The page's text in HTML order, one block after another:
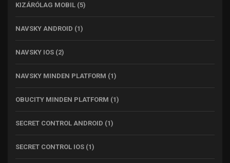
KIZÁRÓLAG MOBIL (5)
NAVSKY ANDROID (1)
NAVSKY IOS (2)
NAVSKY MINDEN PLATFORM (1)
OBUCITY MINDEN PLATFORM (1)
SECRET CONTROL ANDROID (1)
SECRET CONTROL IOS (1)